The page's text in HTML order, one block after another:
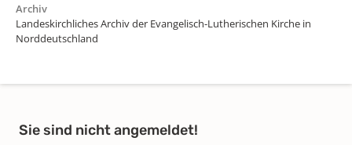
Archiv
Landeskirchliches Archiv der Evangelisch-Lutherischen Kirche in
Norddeutschland
Sie sind nicht angemeldet!